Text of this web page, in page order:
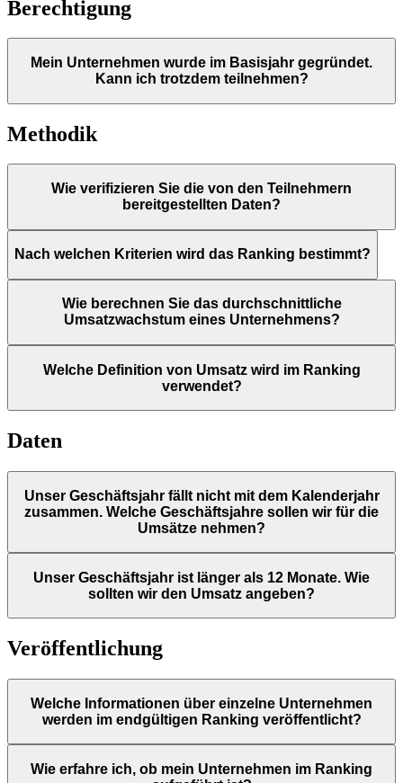
Berechtigung
Mein Unternehmen wurde im Basisjahr gegründet.
Kann ich trotzdem teilnehmen?
Methodik
Wie verifizieren Sie die von den Teilnehmern
bereitgestellten Daten?
Nach welchen Kriterien wird das Ranking bestimmt?
Wie berechnen Sie das durchschnittliche
Umsatzwachstum eines Unternehmens?
Welche Definition von Umsatz wird im Ranking
verwendet?
Daten
Unser Geschäftsjahr fällt nicht mit dem Kalenderjahr
zusammen. Welche Geschäftsjahre sollen wir für die
Umsätze nehmen?
Unser Geschäftsjahr ist länger als 12 Monate. Wie
sollten wir den Umsatz angeben?
Veröffentlichung
Welche Informationen über einzelne Unternehmen
werden im endgültigen Ranking veröffentlicht?
Wie erfahre ich, ob mein Unternehmen im Ranking